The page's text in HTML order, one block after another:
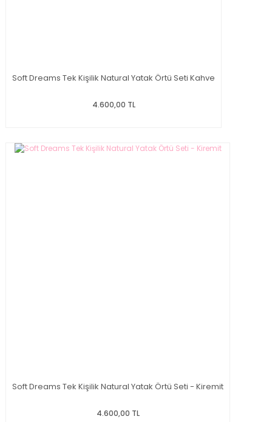
Soft Dreams Tek Kişilik Natural Yatak Örtü Seti Kahve
4.600,00 TL
Soft Dreams Tek Kişilik Natural Yatak Örtü Seti - Kiremit
4.600,00 TL